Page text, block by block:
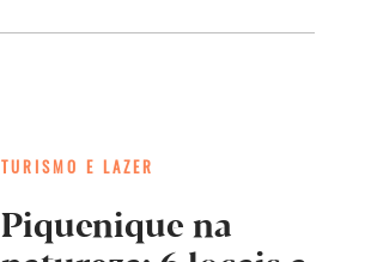
TURISMO E LAZER
Piquenique na